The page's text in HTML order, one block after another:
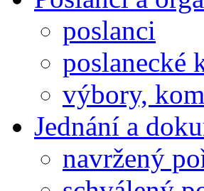
poslanci
poslanecké
výbory,
Jednání a
navržený